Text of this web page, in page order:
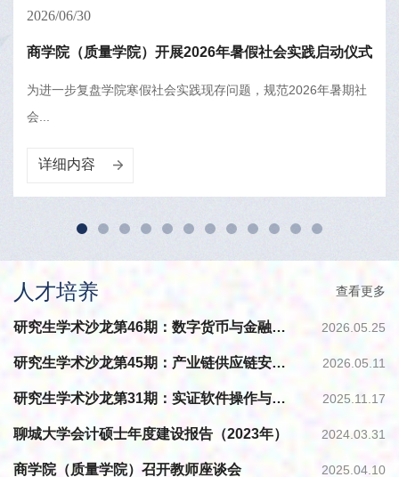
2026/06/30
商学院（质量学院）开展2026年暑假社会实践启动仪式
为进一步复盘学院寒假社会实践现存问题，规范2026年暑期社
会...
详细内容
人才培养 查看更多
研究生学术沙龙第46期：数字货币与金融科技专题论文分享 2026.05.25
研究生学术沙龙第45期：产业链供应链安全与韧性专题论文分享 2026.05.11
研究生学术沙龙第31期：实证软件操作与论文写作 2025.11.17
聊城大学会计硕士年度建设报告（2023年） 2024.03.31
商学院（质量学院）召开教师座谈会 2025.04.10